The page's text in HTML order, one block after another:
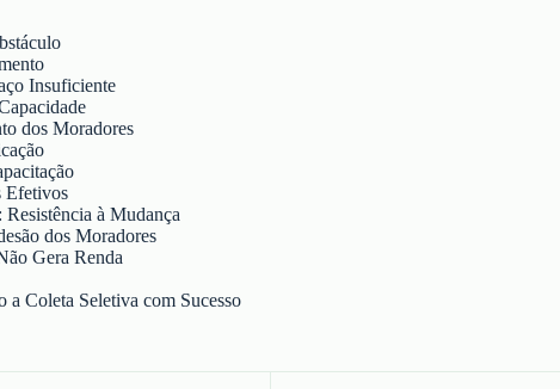
Insuficiente
dos Moradores
Efetivos
à Mudança
dos Moradores
Gera Renda
a Coleta Seletiva com Sucesso